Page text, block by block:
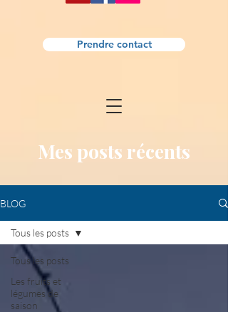
Prendre contact
Mes posts récents
BLOG
Tous les posts
Les fruits et
légumes de
saison
Tous les posts